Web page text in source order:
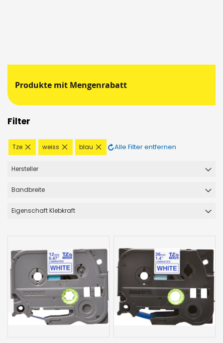
Produkte mit Mengenrabatt
Filter
Tze
Diesen
Artikel
weiss
Diesen
Artikel
blau
Diesen
Artikel
Alle Filter entfernen
Hersteller
Bandbreite
Eigenschaft Klebkraft